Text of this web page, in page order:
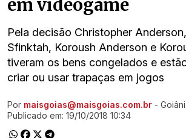
em videogame
Pela decisão Christopher
Sfinktah, Koroush Anderson e
tiveram os bens congelados e
criar ou usar trapaças em jogos
Ir direto pra matéria
Por maisgoias@maisgoias.com.br -
Publicado em: 19/10/2018 10:34